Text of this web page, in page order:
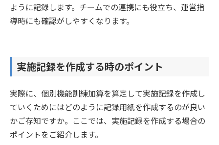
ように記録します。チームでの連携にも役立ち、運営指
導時にも確認がしやすくなります。
実施記録を作成する時のポイント
実際に、個別機能訓練加算を算定して実施記録を作成し
ていくためにはどのように記録用紙を作成するのが良い
かご存知ですか。ここでは、実施記録を作成する場合の
ポイントをご紹介します。